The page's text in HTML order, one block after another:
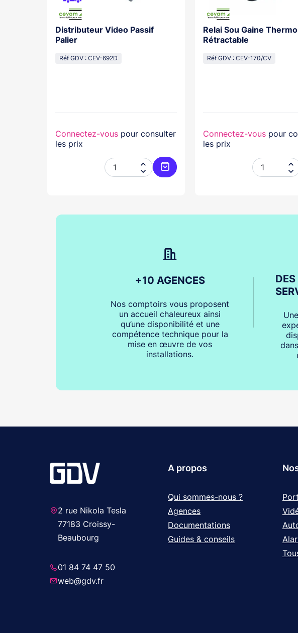
Distributeur Video Passif
Palier
Réf GDV : CEV-692D
Connectez-vous pour consulter
les prix


Ajouter au panier
Relai Sou Gaine Thermo
Rétractable
Réf GDV : CEV-170/CV
Connectez-vous pour
les prix


+10 AGENCES
Nos comptoirs vous proposent
un accueil chaleureux ainsi
qu’une disponibilité et une
compétence technique pour la
mise en œuvre de vos
installations.
2 rue Nikola Tesla
77183 Croissy-
Beaubourg
01 84 74 47 50
web@gdv.fr
A propos
Qui sommes-nous ?
Agences
Documentations
Guides & conseils